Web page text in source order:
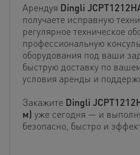
Арендуя Dingli
получаете исправную
регулярное техническое
профессиональную
оборудования под ваши
быструю доставку по
условия аренды и
Закажите Dingli
м) уже сегодня — и
безопасно, быстро и